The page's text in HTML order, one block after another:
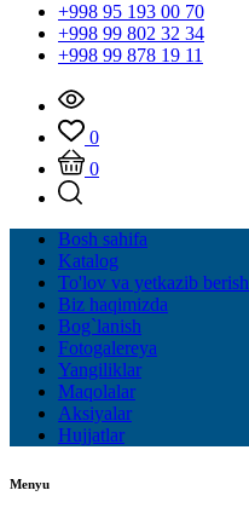
+998 95 193 00 70
+998 99 802 32 34
+998 99 878 19 11
0
0
Bosh sahifa
Katalog
To'lov va yetkazib berish
Biz haqimizda
Bog`lanish
Fotogalereya
Yangiliklar
Maqolalar
Aksiyalar
Hujjatlar
Menyu